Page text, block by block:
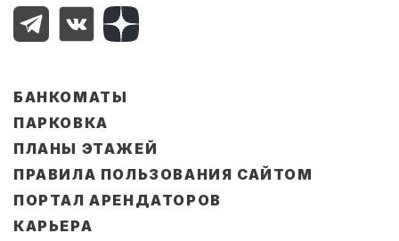
БАНКОМАТЫ
ПАРКОВКА
ПЛАНЫ ЭТАЖЕЙ
ПРАВИЛА ПОЛЬЗОВАНИЯ САЙТОМ
ПОРТАЛ АРЕНДАТОРОВ
КАРЬЕРА